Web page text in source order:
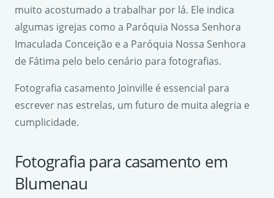
muito acostumado a trabalhar por lá. Ele indica
algumas igrejas como a Paróquia Nossa Senhora
Imaculada Conceição e a Paróquia Nossa Senhora
de Fátima pelo belo cenário para fotografias.
Fotografia casamento Joinville é essencial para
escrever nas estrelas, um futuro de muita alegria e
cumplicidade.
Fotografia para casamento em
Blumenau